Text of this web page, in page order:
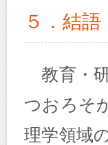
５．結語
教育・
つおろそ
理学領域